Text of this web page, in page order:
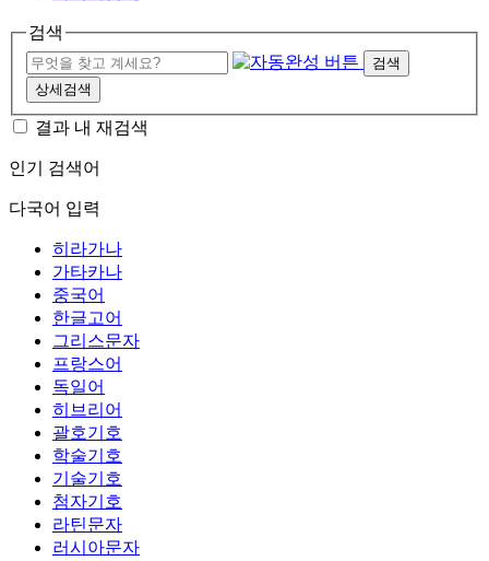
검색
검색
상세검색
결과 내 재검색
인기 검색어
다국어 입력
히라가나
가타카나
중국어
한글고어
그리스문자
프랑스어
독일어
히브리어
괄호기호
학술기호
기술기호
첨자기호
라틴문자
러시아문자